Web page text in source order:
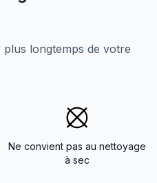
longtemps de votre
Ne convient pas au nettoyage
à sec